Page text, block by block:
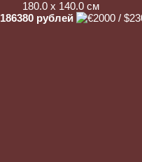
180.0 x 140.0 см
186380 рублей